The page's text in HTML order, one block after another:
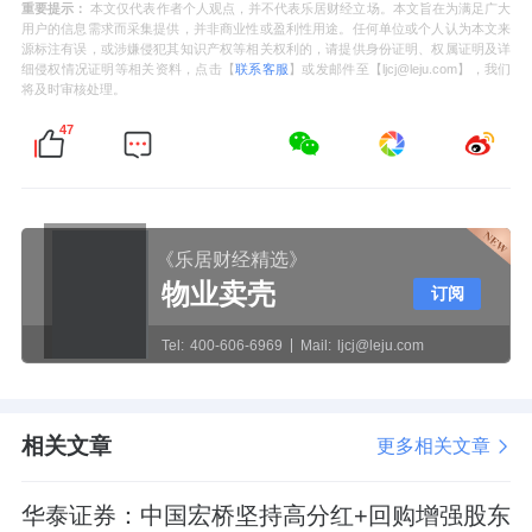
重要提示： 本文仅代表作者个人观点，并不代表乐居财经立场。本文旨在为满足广大
用户的信息需求而采集提供，并非商业性或盈利性用途。任何单位或个人认为本文来
源标注有误，或涉嫌侵犯其知识产权等相关权利的，请提供身份证明、权属证明及详
细侵权情况证明等相关资料，点击【联系客服 】或发邮件至【ljcj@leju.com】，我们
将及时审核处理。
47
《乐居财经精选》
物业卖壳
Tel: 400-606-6969 Mail: ljcj@leju.com
订阅
相关文章 更多相关文章
华泰证券：中国宏桥坚持高分红+回购增强股东